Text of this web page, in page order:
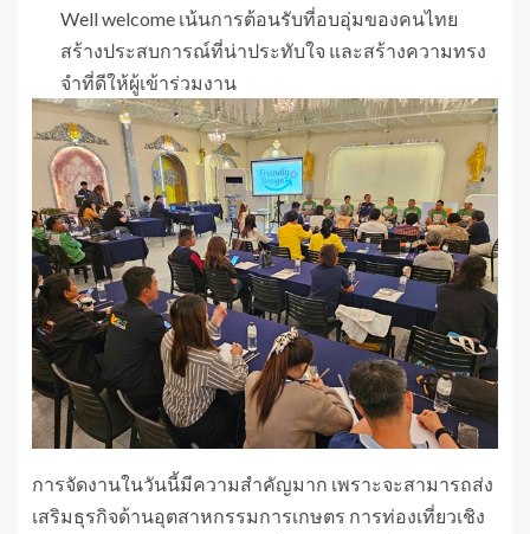
Well welcome เน้นการต้อนรับที่อบอุ่มของคนไทย
สร้างประสบการณ์ที่น่าประทับใจ และสร้างความทรง
จำที่ดีให้ผู้เข้าร่วมงาน
การจัดงานในวันนี้มีความสำคัญมาก เพราะจะสามารถส่ง
เสริมธุรกิจด้านอุตสาหกรรมการเกษตร การท่องเที่ยวเชิง